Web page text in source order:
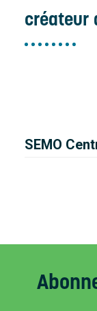
créateur
SEMO